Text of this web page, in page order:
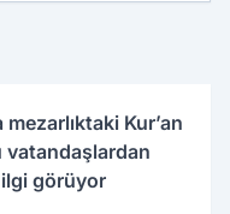
mezarlıktaki Kur’an
vatandaşlardan
görüyor